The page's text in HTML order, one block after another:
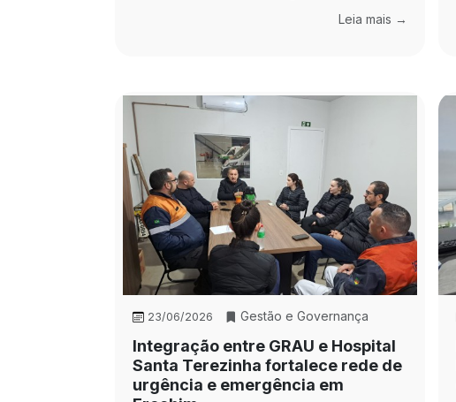
Leia mais →
23/06/2026 Gestão e Governança
Integração entre GRAU e Hospital
Santa Terezinha fortalece rede de
urgência e emergência em